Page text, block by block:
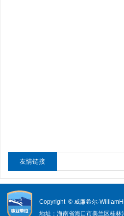
友情链接
Copyright © 威廉希尔
地址：海南省海口市美兰区桂